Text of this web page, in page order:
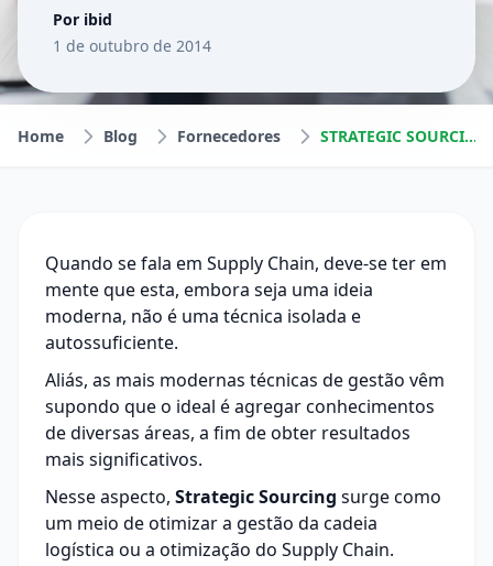
Por ibid
1 de outubro de 2014
Home Blog Fornecedores STRATEGIC SOURCING: 8 PASSOS BÁSICOS PARA UM EXCELENTE “APPROACH” ESTRATÉGICO
Quando se fala em Supply Chain, deve-se ter em
mente que esta, embora seja uma ideia
moderna, não é uma técnica isolada e
autossuficiente.
Aliás, as mais modernas técnicas de gestão vêm
supondo que o ideal é agregar conhecimentos
de diversas áreas, a fim de obter resultados
mais significativos.
Nesse aspecto, Strategic Sourcing surge como
um meio de otimizar a gestão da cadeia
logística ou a otimização do Supply Chain.